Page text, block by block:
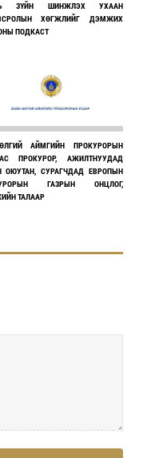
ЗҮЙН ШИНЖЛЭХ УХААН
ХӨГЖЛИЙГ ДЭМЖИХ
ПОДКАСТ
ӨЛГИЙ АЙМГИЙН ПРОКУРОРЫН
ПРОКУРОР, АЖИЛТНУУДАД
ОЮУТАН, СУРАГЧДАД ЕВРОПЫН
ГАЗРЫН ОНЦЛОГ,
ТАЛААР